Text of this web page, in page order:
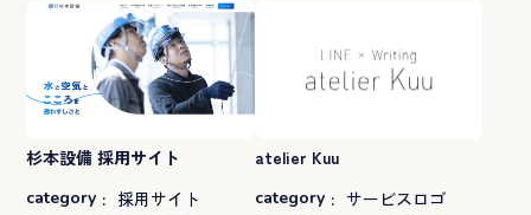
杉本設備 採用サイト
category : 採用サイト
atelier Kuu
category : サービスロゴ